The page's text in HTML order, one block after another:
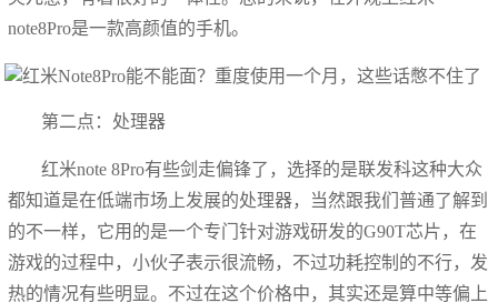
note8Pro是一款高颜值的手机。
第二点：处理器
红米note 8Pro有些剑走偏锋了，选择的是联发科这种大众
都知道是在低端市场上发展的处理器，当然跟我们普通了解到
的不一样，它用的是一个专门针对游戏研发的G90T芯片，在
游戏的过程中，小伙子表示很流畅，不过功耗控制的不行，发
热的情况有些明显。不过在这个价格中，其实还是算中等偏上